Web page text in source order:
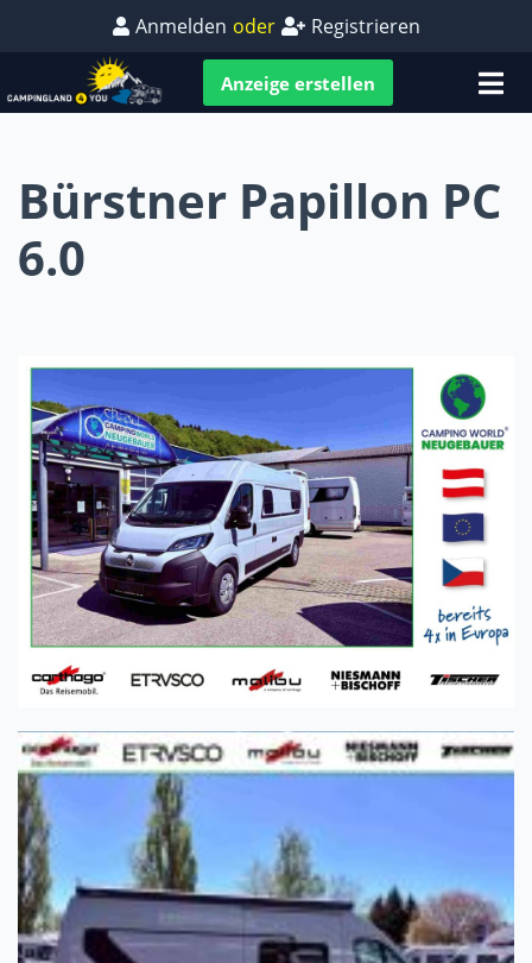
Anmelden oder Registrieren
Anzeige erstellen
Bürstner Papillon PC
6.0